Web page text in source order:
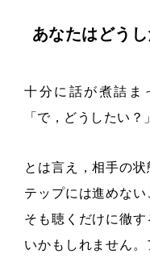
あなたはどうし
十分に話が煮詰ま
「で，どうしたい？
とは言え，相手の
テップには進めな
そも聴くだけに徹
いかもしれません